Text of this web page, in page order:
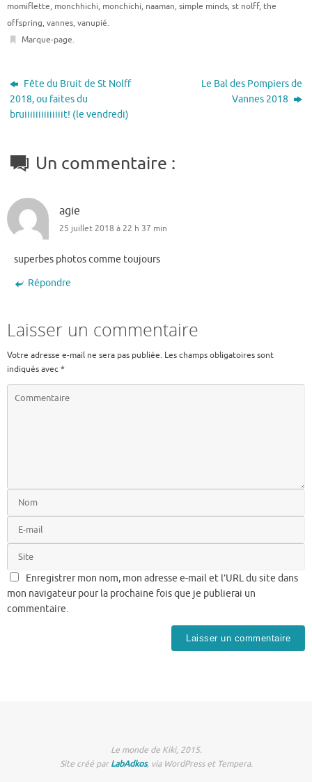
momiflette, monchhichi, monchichi, naaman, simple minds, st nolff, the
offspring, vannes, vanupié.
Marque-page.
Fête du Bruit de St Nolff
2018, ou faites du
bruiiiiiiiiiiiiiit! (le vendredi)
Le Bal des Pompiers de
Vannes 2018
Un commentaire :
agie
25 juillet 2018 à 22 h 37 min
superbes photos comme toujours
Répondre
Laisser un commentaire
Votre adresse e-mail ne sera pas publiée. Les champs obligatoires sont
indiqués avec*
Enregistrer mon nom, mon adresse e-mail et l’URL du site dans
mon navigateur pour la prochaine fois que je publierai un
commentaire.
Le monde de Kiki, 2015.
Site créé parLabAdkos, via WordPress et Tempera.